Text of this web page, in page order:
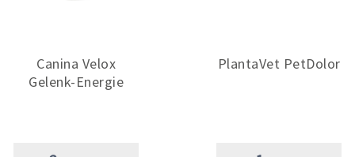
Canina Velox
Gelenk-Energie
PlantaVet PetDolor